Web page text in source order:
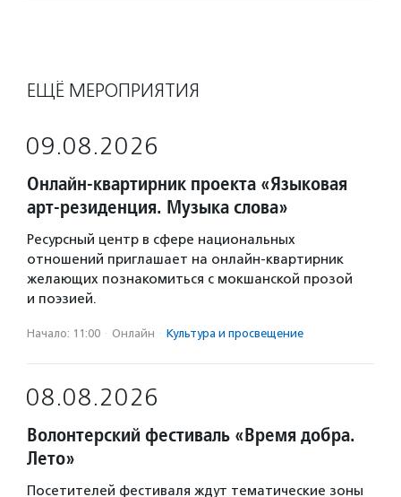
ЕЩЁ МЕРОПРИЯТИЯ
09.08.2026
Онлайн-квартирник проекта «Языковая
арт-резиденция. Музыка слова»
Ресурсный центр в сфере национальных
отношений приглашает на онлайн-квартирник
желающих познакомиться с мокшанской прозой
и поэзией.
Начало: 11:00 · Онлайн · Культура и просвещение
08.08.2026
Волонтерский фестиваль «Время добра.
Лето»
Посетителей фестиваля ждут тематические зоны